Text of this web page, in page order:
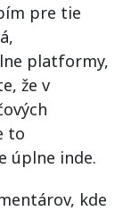
pre tie
platformy,
že v
to
úplne inde.
kde